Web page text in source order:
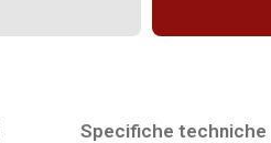
Specifiche techniche